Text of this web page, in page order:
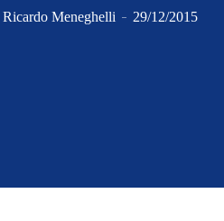
Ricardo Meneghelli 29/12/2015